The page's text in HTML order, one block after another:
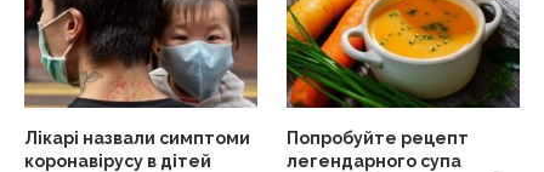
Лікарі назвали симптоми
коронавірусу в дітей
Попробуйте рецепт
легендарного супа